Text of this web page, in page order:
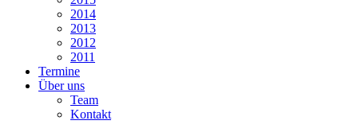
2014
2013
2012
2011
Termine
Über uns
Team
Kontakt